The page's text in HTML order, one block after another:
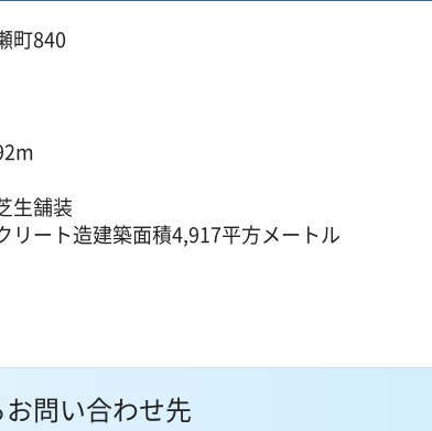
町840
生舗装
リート造建築面積4,917平方メートル
問い合わせ先